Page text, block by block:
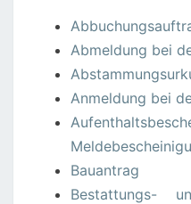
Abmeldung bei
Anmeldung bei
Bauantrag
Bestattungs-